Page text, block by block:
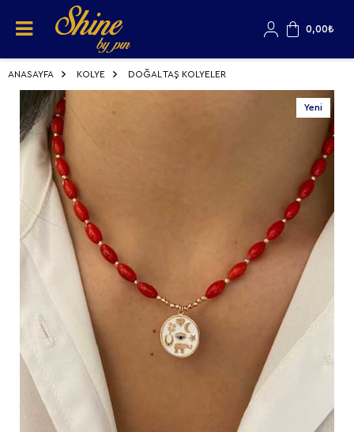
0,00₺
ANASAYFA KOLYE DOĞAL TAŞ KOLYELER
Yeni